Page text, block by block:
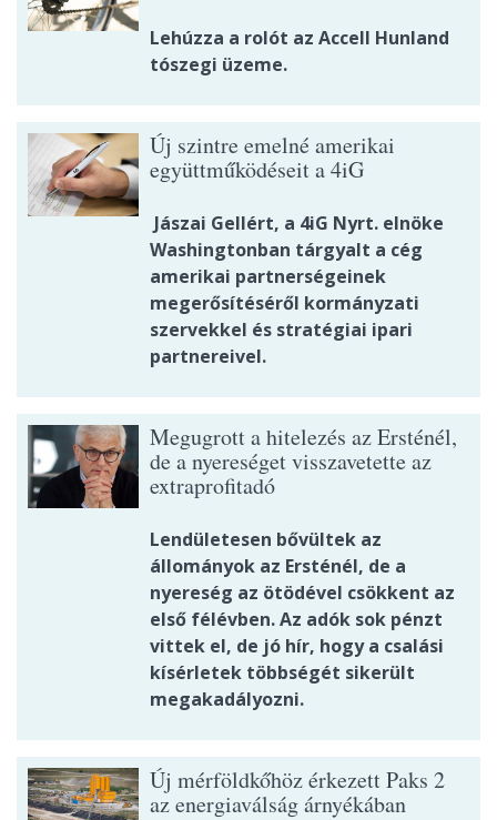
Lehúzza a rolót az Accell Hunland
tószegi üzeme.
Új szintre emelné amerikai
együttműködéseit a 4iG
Jászai Gellért, a 4iG Nyrt. elnöke
Washingtonban tárgyalt a cég
amerikai partnerségeinek
megerősítéséről kormányzati
szervekkel és stratégiai ipari
partnereivel.
Megugrott a hitelezés az Ersténél,
de a nyereséget visszavetette az
extraprofitadó
Lendületesen bővültek az
állományok az Ersténél, de a
nyereség az ötödével csökkent az
első félévben. Az adók sok pénzt
vittek el, de jó hír, hogy a csalási
kísérletek többségét sikerült
megakadályozni.
Új mérföldkőhöz érkezett Paks 2
az energiaválság árnyékában